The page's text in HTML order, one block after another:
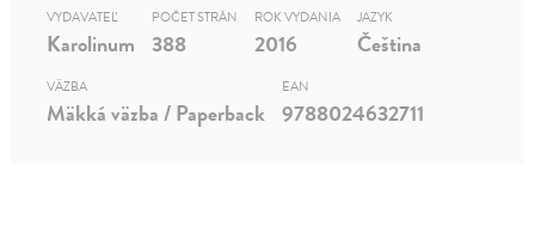
VYDAVATEĽ
Karolinum
POČET STRÁN
388
ROK VYDANIA
2016
JAZYK
Čeština
VÄZBA
Mäkká väzba / Paperback
EAN
9788024632711